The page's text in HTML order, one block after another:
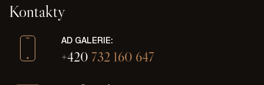
Kontakty
AD GALERIE:
+420 732 160 647